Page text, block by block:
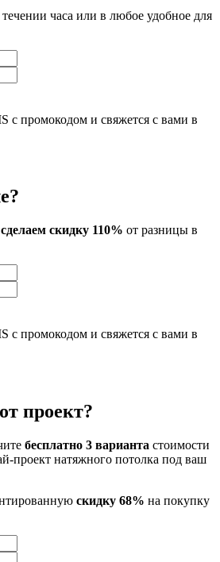
часа или в любое удобное для
с промокодом и свяжется с вами в
сделаем скидку 110% от разницы в
с промокодом и свяжется с вами в
проект?
бесплатно 3 варианта стоимости
проект натяжного потолка под ваш
скидку 68% на покупку